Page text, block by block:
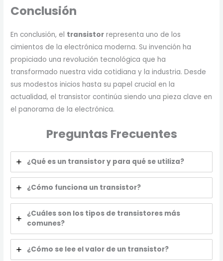
Conclusión
En conclusión, el transistor representa uno de los
cimientos de la electrónica moderna. Su invención ha
propiciado una revolución tecnológica que ha
transformado nuestra vida cotidiana y la industria. Desde
sus modestos inicios hasta su papel crucial en la
actualidad, el transistor continúa siendo una pieza clave en
el panorama de la electrónica.
Preguntas Frecuentes
¿Qué es un transistor y para qué se utiliza?
¿Cómo funciona un transistor?
¿Cuáles son los tipos de transistores más
comunes?
¿Cómo se lee el valor de un transistor?